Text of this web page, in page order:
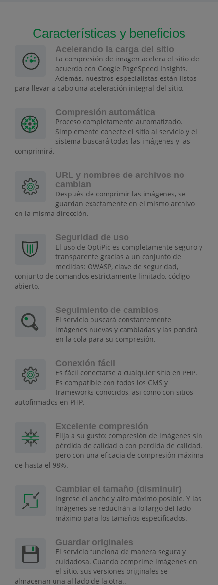
Características y beneficios
Acelerando la carga del sitio
La compresión de imagen acelera el sitio de
acuerdo con Google PageSpeed Insights.
Además, nuestros especialistas están listos
para llevar a cabo una aceleración integral del sitio.
Compresión automática
Proceso completamente automatizado.
Simplemente conecte el sitio al servicio y el
sistema buscará todas las imágenes y las
comprimirá.
URL y nombres de archivos no
cambian
Después de comprimir las imágenes, se
guardan exactamente en el mismo archivo
en la misma dirección.
Seguridad de uso
El uso de OptiPic es completamente seguro y
transparente gracias a un conjunto de
medidas: OWASP, clave de seguridad,
conjunto de comandos estrictamente limitado, código
abierto.
Seguimiento de cambios
El servicio buscará constantemente
imágenes nuevas y cambiadas y las pondrá
en la cola para su compresión.
Conexión fácil
Es fácil conectarse a cualquier sitio en PHP.
Es compatible con todos los CMS y
frameworks conocidos, así como con sitios
autofirmados en PHP.
Excelente compresión
Elija a su gusto: compresión de imágenes sin
pérdida de calidad o con pérdida de calidad,
pero con una eficacia de compresión máxima
de hasta el 98%.
Cambiar el tamaño (disminuir)
Ingrese el ancho y alto máximo posible. Y las
imágenes se reducirán a lo largo del lado
máximo para los tamaños especificados.
Guardar originales
El servicio funciona de manera segura y
cuidadosa. Cuando comprime imágenes en
el sitio, sus versiones originales se
almacenan una al lado de la otra..